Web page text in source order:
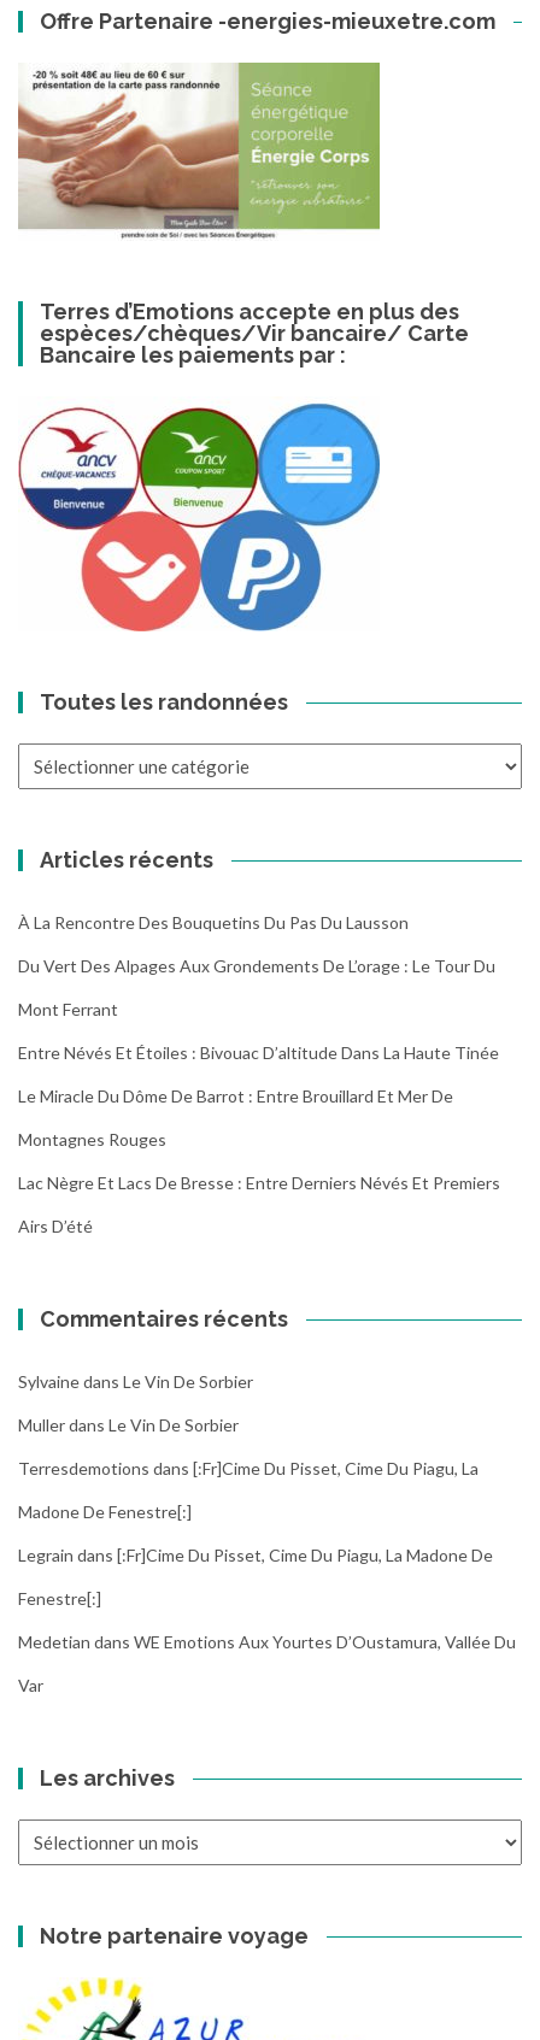
Offre Partenaire -energies-mieuxetre.com
Terres d’Emotions accepte en plus des
espèces/chèques/Vir bancaire/ Carte
Bancaire les paiements par :
Toutes les randonnées
Articles récents
À La Rencontre Des Bouquetins Du Pas Du Lausson
Du Vert Des Alpages Aux Grondements De L’orage : Le Tour Du
Mont Ferrant
Entre Névés Et Étoiles : Bivouac D’altitude Dans La Haute Tinée
Le Miracle Du Dôme De Barrot : Entre Brouillard Et Mer De
Montagnes Rouges
Lac Nègre Et Lacs De Bresse : Entre Derniers Névés Et Premiers
Airs D’été
Commentaires récents
Sylvainedans Le Vin De Sorbier
Mullerdans Le Vin De Sorbier
Terresdemotions dans [:fr]Cime Du Pisset, Cime Du Piagu, La
Madone De Fenestre[:]
Legrain dans [:fr]Cime Du Pisset, Cime Du Piagu, La Madone De
Fenestre[:]
Medetian dans WE Emotions Aux Yourtes D’Oustamura, Vallée Du
Var
Les archives
Notre partenaire voyage